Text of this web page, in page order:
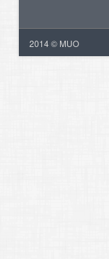
2014 © MUO